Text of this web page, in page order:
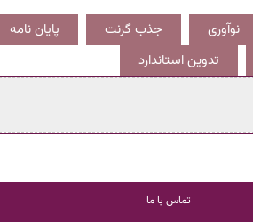
نوآوری جذب گرنت
پایان نامه
تدوین استاندارد
تماس با ما